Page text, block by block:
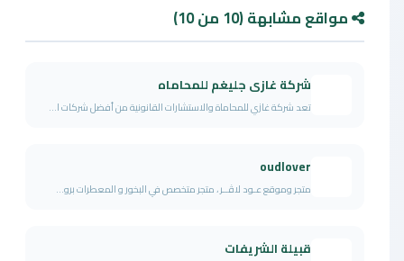
مواقع مشابهة (10 من 10)
شركة غازى جليغم للمحاماه
تعد شركة غازي للمحاماة والاستشارات القانونية من أفضل شركات ا...
oudlover
متجر وموقع عـود لاڤــر ، متجر متخصص في البخور و المعطرات برو...
قبيلة الشريفات